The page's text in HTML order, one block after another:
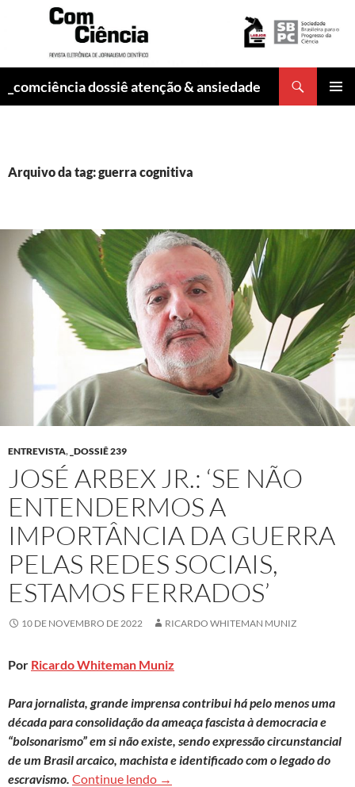
_comciência dossiê atenção & ansiedade
Arquivo da tag: guerra cognitiva
ENTREVISTA, _DOSSIÊ 239
JOSÉ ARBEX JR.: ‘SE NÃO
ENTENDERMOS A
IMPORTÂNCIA DA GUERRA
PELAS REDES SOCIAIS,
ESTAMOS FERRADOS’
10 DE NOVEMBRO DE 2022 RICARDO WHITEMAN MUNIZ
Por Ricardo Whiteman Muniz
Para jornalista, grande imprensa contribui há pelo menos uma
década para consolidação da ameaça fascista à democracia e
“bolsonarismo” em si não existe, sendo expressão circunstancial
de um Brasil arcaico, machista e identificado com o legado do
escravismo. Continue lendo José Arbex Jr.: ‘Se não
→